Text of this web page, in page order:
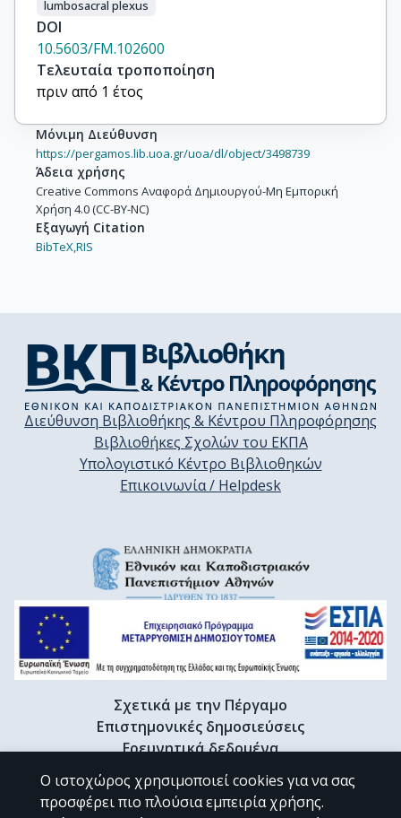
lumbosacral plexus
DOI
10.5603/FM.102600
Τελευταία τροποποίηση
πριν από 1 έτος
Μόνιμη Διεύθυνση
https://pergamos.lib.uoa.gr/uoa/dl/object/3498739
Άδεια χρήσης
Creative Commons Αναφορά Δημιουργού-Μη Εμπορική
Χρήση 4.0 (CC-BY-NC)
Εξαγωγή Citation
BibTeX,RIS
Διεύθυνση Βιβλιοθήκης & Κέντρου Πληροφόρησης
Βιβλιοθήκες Σχολών του ΕΚΠΑ
Υπολογιστικό Κέντρο Βιβλιοθηκών
Επικοινωνία / Helpdesk
Σχετικά με την Πέργαμο
Επιστημονικές δημοσιεύσεις
Ερευνητικά δεδομένα
Διδακτορικές διατριβές & Γκρίζα βιβλιογραφία
Προφίλ Ερευνητή
Ο ιστοχώρος χρησιμοποιεί cookies για να σας
προσφέρει πιο πλούσια εμπειρία χρήσης.